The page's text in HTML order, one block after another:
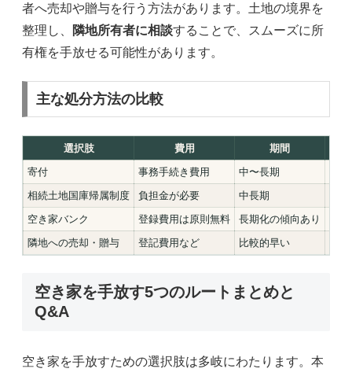
者へ売却や贈与を行う方法があります。土地の境界を
整理し、
隣地所有者に相談することで、スムーズに所
有権を手放せる可能性があります。
主な処分方法の比較
選択肢 費用 期間
寄付
事務手続き費用 中〜長期
相続土地国庫帰属制度
負担金が必要 中長期
空き家バンク
登録費用は原則無料 長期化の傾向あり
隣地への売却・贈与
登記費用など 比較的早い
空き家を手放す5つのルートまとめと
Q&A
空き家を手放すための選択肢は多岐にわたります。本